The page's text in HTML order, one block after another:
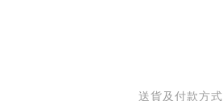
送貨及付款方式